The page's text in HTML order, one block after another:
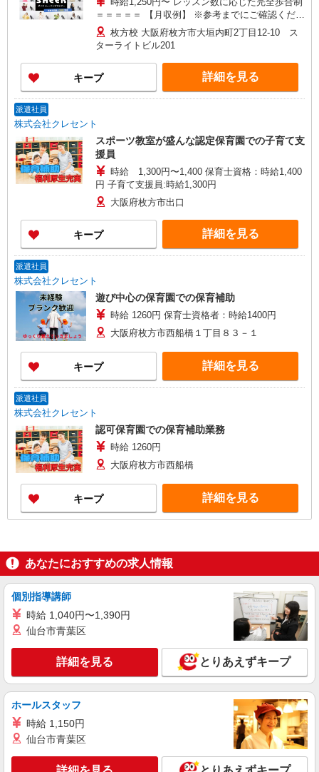
＝＝＝＝＝ 【月収例】 ※参考までにご確認くださ
い。 ＝＝＝＝＝ ◆平日の別のお仕事と両立するA
さん：52,500円 平日2日夜間に4コマ（合計実働
3時間）、 土日のどちらかだけ6コマ（合計実働
4.5時間）で週3日（月12日）勤務した場合 ◆土日
のみ勤務するBさん：60,000円 1日8コマ（合計
実働6時間）で週2日（月8日）勤務した場合 ＝＝
枚方校 大阪府枚方市大垣内町2丁目12-10 ス
ターライトビル201
キープ 詳細を見る
派遣社員
株式会社クレセント
スポーツ教室が盛んな認定保育園での子育て支
援員
時給 1,300円〜1,400 保育士資格：時給1,400
円 子育て支援員:時給1,300円
大阪府枚方市出口
キープ 詳細を見る
派遣社員
株式会社クレセント
遊び中心の保育園での保育補助
時給 1260円 保育士資格者：時給1400円
大阪府枚方市西船橋１丁目８３－１
キープ 詳細を見る
派遣社員
株式会社クレセント
認可保育園での保育補助業務
時給 1260円
大阪府枚方市西船橋
キープ 詳細を見る
あなたにおすすめの求人情報
個別指導講師
時給 1,040円〜1,390円
仙台市青葉区
詳細を見る とりあえずキープ
ホールスタッフ
時給 1,150円
仙台市青葉区